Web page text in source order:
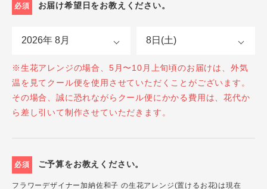
必須 お届け希望日をお教えください。
※生花アレンジの場合、5月〜10月上旬頃のお届けは、外気
温を見てクール便を使用させていただくことがございます。
その場合、誠に恐れながらクール便にかかる費用は、花代か
ら差し引いて制作させていただきます。
必須 ご予算をお教えください。
フラワーデザイナー加納佐和子 の生花アレンジ(置けるお花)は現在